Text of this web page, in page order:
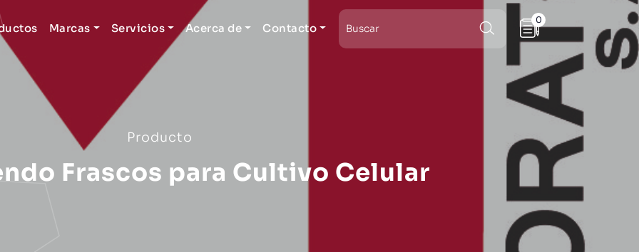
Marcas Servicios Acerca de Contacto
0
Producto
Frascos para Cultivo Celular